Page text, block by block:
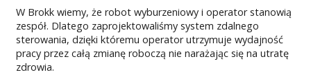
W Brokk wiemy, że robot wyburzeniowy i operator stanowią
zespół. Dlatego zaprojektowaliśmy system zdalnego
sterowania, dzięki któremu operator utrzymuje wydajność
pracy przez całą zmianę roboczą nie narażając się na utratę
zdrowia.